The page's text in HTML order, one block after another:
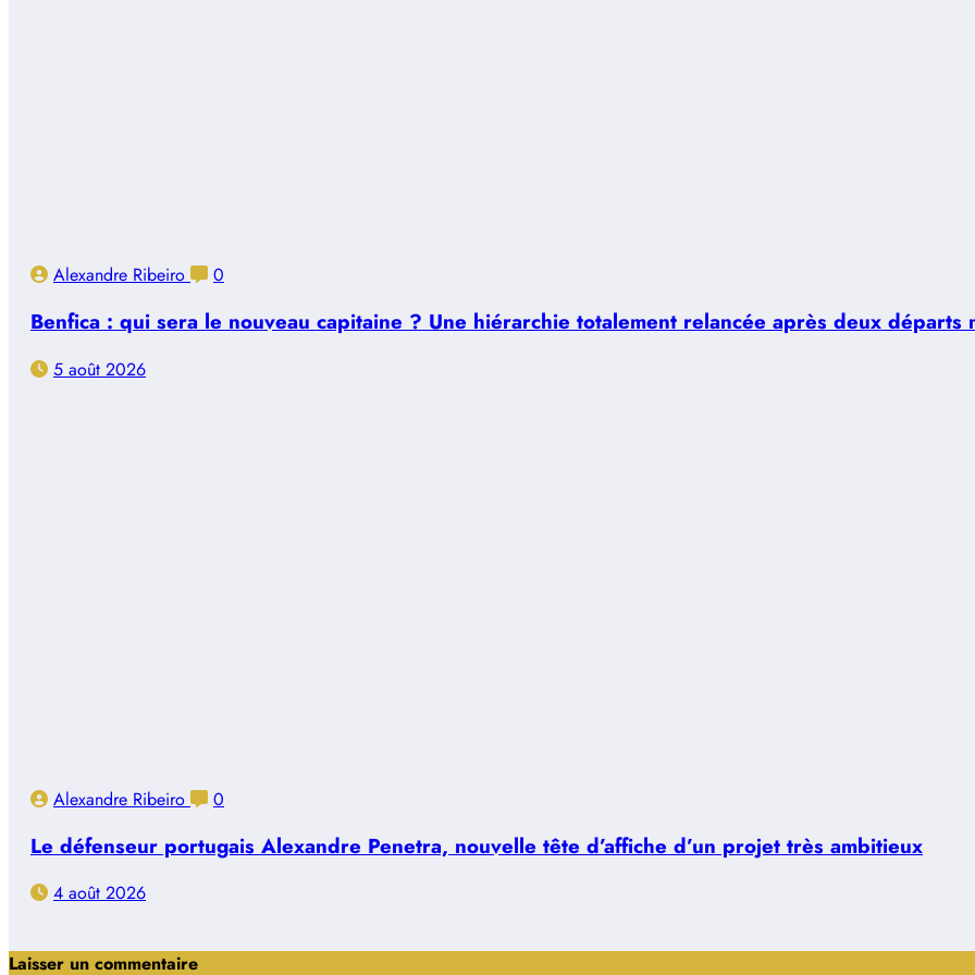
Alexandre Ribeiro 0
Benfica : qui sera le nouveau capitaine ? Une hiérarchie totalement relancée après deux départs
5 août 2026
Alexandre Ribeiro 0
Le défenseur portugais Alexandre Penetra, nouvelle tête d’affiche d’un projet très ambitieux
4 août 2026
Laisser un commentaire